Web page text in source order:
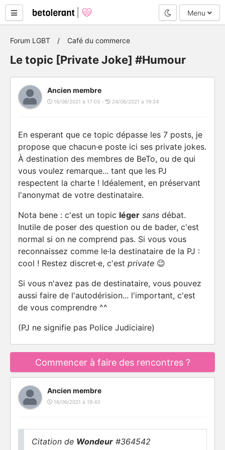
Mode nuit
Menu
Forum LGBT Café du commerce
Le topic [Private Joke] #Humour
Ancien membre
16/06/2021 à 17:03 - 24/06/2021 à 19:24
En esperant que ce topic dépasse les 7 posts, je
propose que chacun·e poste ici ses private jokes.
À destination des membres de BeTo, ou de qui
vous voulez remarque... tant que les PJ
respectent la charte ! Idéalement, en préservant
l'anonymat de votre destinataire.
Nota bene : c'est un topic léger sans débat.
Inutile de poser des question ou de bader, c'est
normal si on ne comprend pas. Si vous vous
reconnaissez comme le·la destinataire de la PJ :
cool ! Restez discret·e, c'est private 😉
Si vous n'avez pas de destinataire, vous pouvez
aussi faire de l'autodérision... l'important, c'est
de vous comprendre ^^
(PJ ne signifie pas Police Judiciaire)
Commencer à faire des rencontres ?
Ancien membre
16/06/2021 à 19:43
Citation de Wondeur #364542